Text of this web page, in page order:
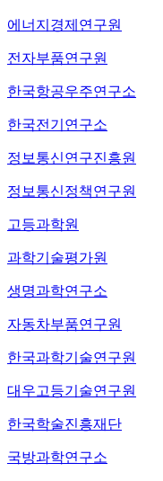
에너지경제연구원
전자부품연구원
한국항공우주연구소
한국전기연구소
정보통신연구진흥원
정보통신정책연구원
고등과학원
과학기술평가원
생명과학연구소
자동차부품연구원
한국과학기술연구원
대우고등기술연구원
한국학술진흥재단
국방과학연구소